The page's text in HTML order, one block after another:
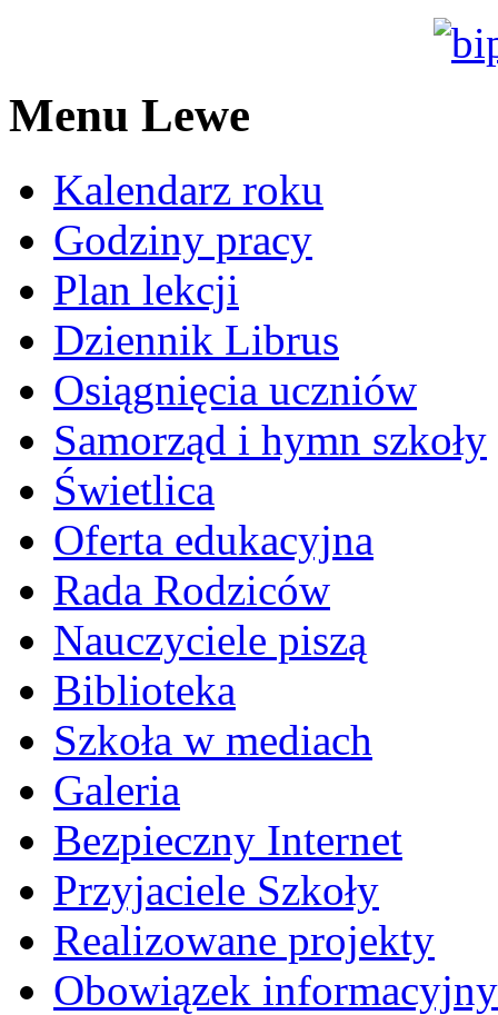
Menu Lewe
Kalendarz roku
Godziny pracy
Plan lekcji
Dziennik Librus
Osiągnięcia uczniów
Samorząd i hymn szkoły
Świetlica
Oferta edukacyjna
Rada Rodziców
Nauczyciele piszą
Biblioteka
Szkoła w mediach
Galeria
Bezpieczny Internet
Przyjaciele Szkoły
Realizowane projekty
Obowiązek informacyjny